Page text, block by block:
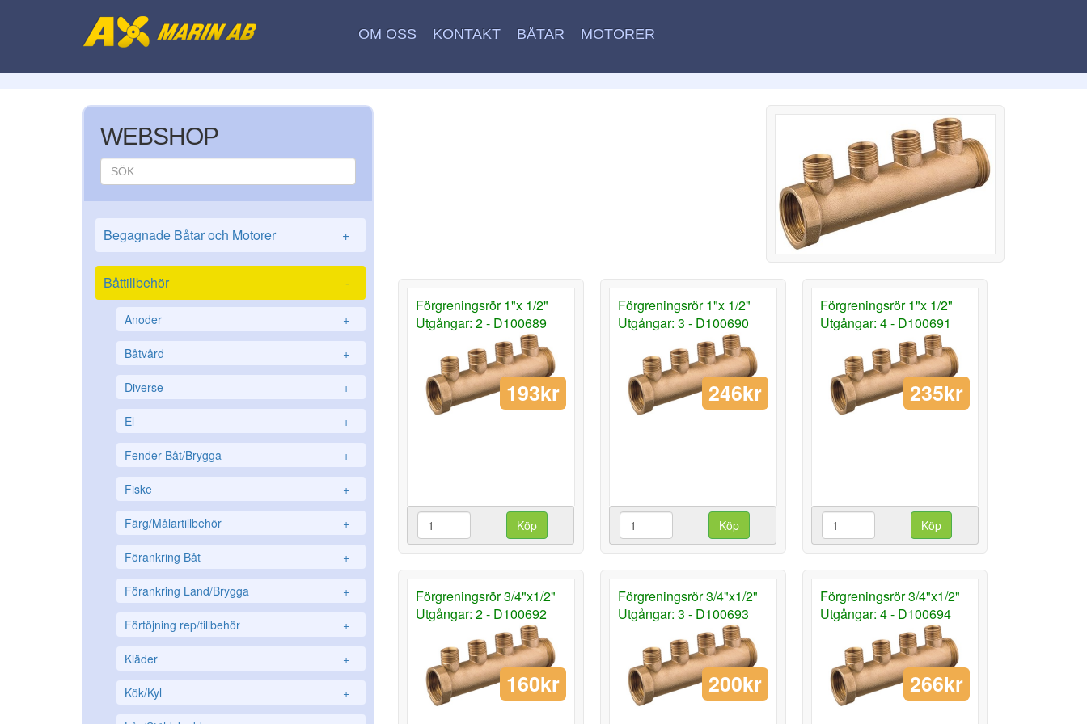
OM OSS KONTAKT BÅTAR MOTORER
WEBSHOP
Begagnade Båtar och Motorer +
Båttillbehör -
Anoder +
Båtvård +
Diverse +
El +
Fender Båt/Brygga +
Fiske +
Färg/Målartillbehör +
Förankring Båt +
Förankring Land/Brygga +
Förtöjning rep/tillbehör +
Kläder +
Kök/Kyl +
Förgreningsrör 1"x 1/2"
Utgångar: 2 - D100689
193kr
Köp
Förgreningsrör 1"x 1/2"
Utgångar: 3 - D100690
246kr
Köp
Förgreningsrör 1"x 1/2"
Utgångar: 4 - D100691
235kr
Köp
Förgreningsrör 3/4"x1/2"
Utgångar: 2 - D100692
160kr
Förgreningsrör 3/4"x1/2"
Utgångar: 3 - D100693
200kr
Förgreningsrör 3/4"x1/2"
Utgångar: 4 - D100694
266kr